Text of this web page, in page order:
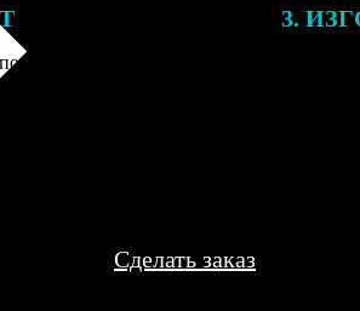
заказа к печати
могут связаться с Вами
телефону или email для
деталей.
3.
оплаты
Сделать заказ